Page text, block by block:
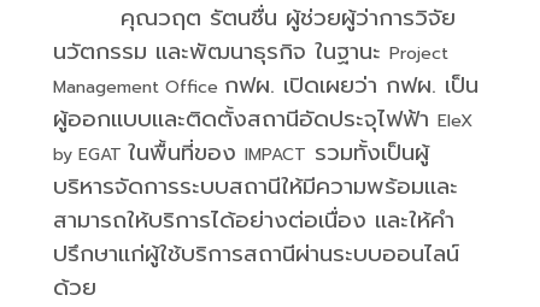
คุณวฤต รัตนชื่น ผู้ช่วยผู้ว่าการวิจัย
นวัตกรรม และพัฒนาธุรกิจ ในฐานะ Project
Management Office กฟผ. เปิดเผยว่า กฟผ. เป็น
ผู้ออกแบบและติดตั้งสถานีอัดประจุไฟฟ้า EleX
by EGAT ในพื้นที่ของ IMPACT รวมทั้งเป็นผู้
บริหารจัดการระบบสถานีให้มีความพร้อมและ
สามารถให้บริการได้อย่างต่อเนื่อง และให้คำ
ปรึกษาแก่ผู้ใช้บริการสถานีผ่านระบบออนไลน์
ด้วย